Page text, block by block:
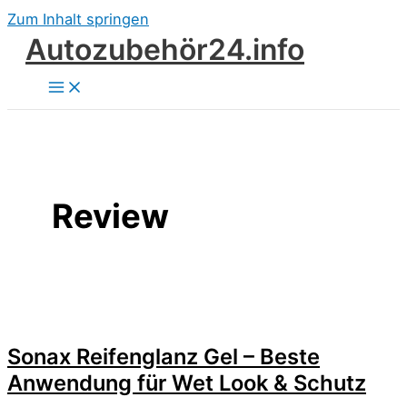
Zum Inhalt springen
Autozubehör24.info
Review
Sonax Reifenglanz Gel – Beste
Anwendung für Wet Look & Schutz